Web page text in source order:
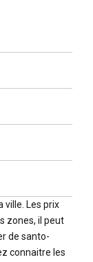
ville. Les prix
zones, il peut
de santo-
connaitre les